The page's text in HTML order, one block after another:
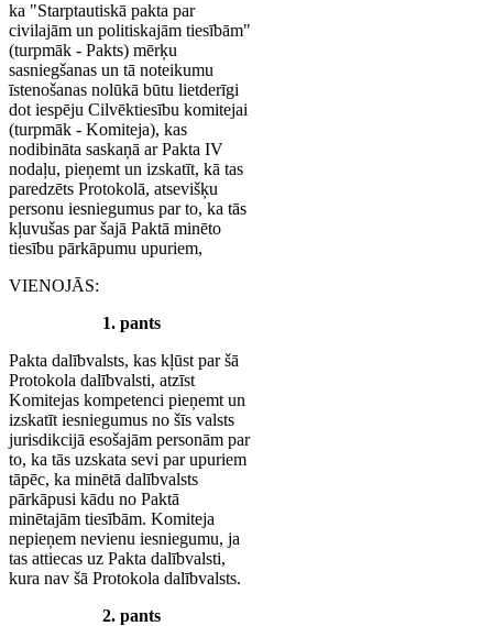
ka "Starptautiskā pakta par
civilajām un politiskajām tiesībām"
(turpmāk - Pakts) mērķu
sasniegšanas un tā noteikumu
īstenošanas nolūkā būtu lietderīgi
dot iespēju Cilvēktiesību komitejai
(turpmāk - Komiteja), kas
nodibināta saskaņā ar Pakta IV
nodaļu, pieņemt un izskatīt, kā tas
paredzēts Protokolā, atsevišķu
personu iesniegumus par to, ka tās
kļuvušas par šajā Paktā minēto
tiesību pārkāpumu upuriem,
VIENOJĀS:
1. pants
Pakta dalībvalsts, kas kļūst par šā
Protokola dalībvalsti, atzīst
Komitejas kompetenci pieņemt un
izskatīt iesniegumus no šīs valsts
jurisdikcijā esošajām personām par
to, ka tās uzskata sevi par upuriem
tāpēc, ka minētā dalībvalsts
pārkāpusi kādu no Paktā
minētajām tiesībām. Komiteja
nepieņem nevienu iesniegumu, ja
tas attiecas uz Pakta dalībvalsti,
kura nav šā Protokola dalībvalsts.
2. pants